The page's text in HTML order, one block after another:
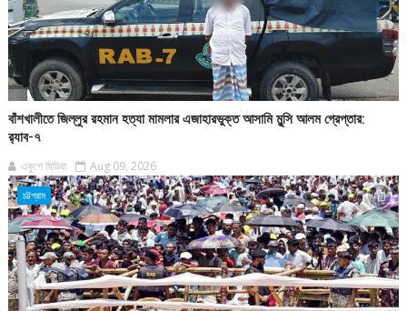
বাঁশখালীতে জিল্লুর রহমান হত্যা মামলার এজাহারভুক্ত আসামি মুন্সি আলম গ্রেপ্তার:
র‍্যাব-৭
একুশে মিডিয়া Aug 09, 2026
চট্টগ্রাম